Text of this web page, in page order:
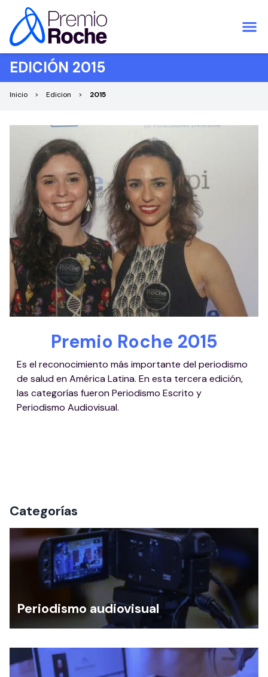
Saltar al contenido
EDICIÓN 2015
Inicio Edicion 2015
Premio Roche 2015
Es el reconocimiento más importante del periodismo
de salud en América Latina. En esta tercera edición,
las categorías fueron Periodismo Escrito y
Periodismo Audiovisual.
Categorías
Periodismo audiovisual